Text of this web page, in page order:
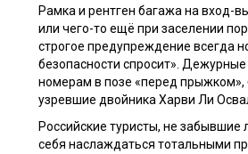
Рамка и рентген багажа на вход-
или чего-то ещё при заселении
строгое предупреждение всегда
безопасности спросит».
номерам в позе «перед прыжком»,
узревшие двойника Харви Ли
Российские туристы, не
себя наслаждаться тотальными